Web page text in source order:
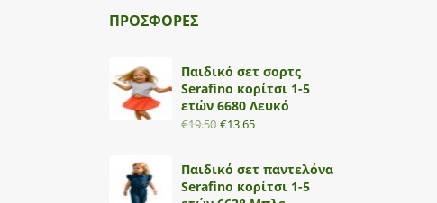
ΠΡΟΣΦΟΡΕΣ
Παιδικό σετ σορτς
Serafino κορίτσι 1-5
ετών 6680 Λευκό
€19.50 €13.65
Παιδικό σετ παντελόνα
Serafino κορίτσι 1-5